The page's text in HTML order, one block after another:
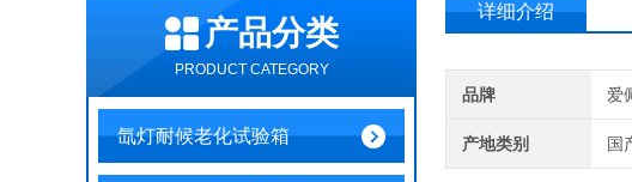
产品分类
PRODUCT CATEGORY
氙灯耐候老化试验箱
详细介绍
品牌 爱
产地类别 国